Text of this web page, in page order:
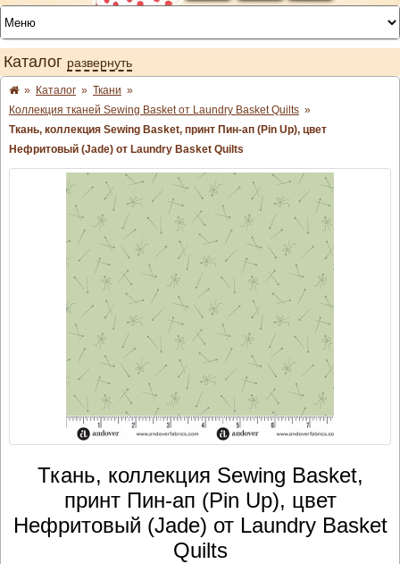
Каталог развернуть
» Каталог » Ткани »
Коллекция тканей Sewing Basket от Laundry Basket Quilts »
Ткань, коллекция Sewing Basket, принт Пин-ап (Pin Up), цвет
Нефритовый (Jade) от Laundry Basket Quilts
Ткань, коллекция Sewing Basket,
принт Пин-ап (Pin Up), цвет
Нефритовый (Jade) от Laundry Basket
Quilts